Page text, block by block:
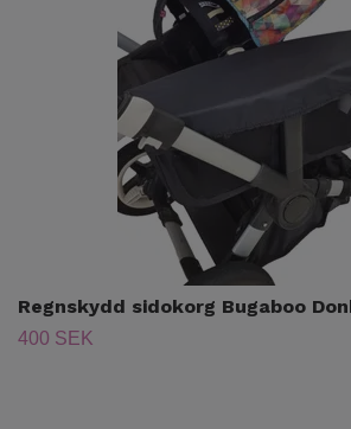
Regnskydd sidokorg Bugaboo
400 SEK